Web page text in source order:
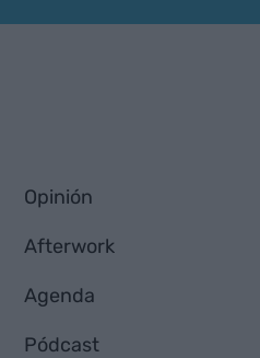
Opinión
Afterwork
Agenda
Pódcast